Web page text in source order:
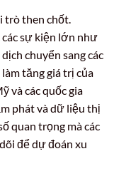
trò then chốt.
sự kiện lớn như
chuyển sang các
làm tăng giá trị của
và các quốc gia
phát và dữ liệu thị
quan trọng mà các
để dự đoán xu